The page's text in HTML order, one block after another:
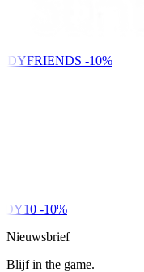
-10%
-10%
Nieuwsbrief
Blijf in the game.